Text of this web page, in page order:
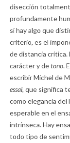
disección
profundamente
si hay algo que
criterio, es el
de distancia
carácter y detono.
escribir Michel de
essai, que significa
como elegancia del
esperable en el
intrínseca. Hay
todo tipo de